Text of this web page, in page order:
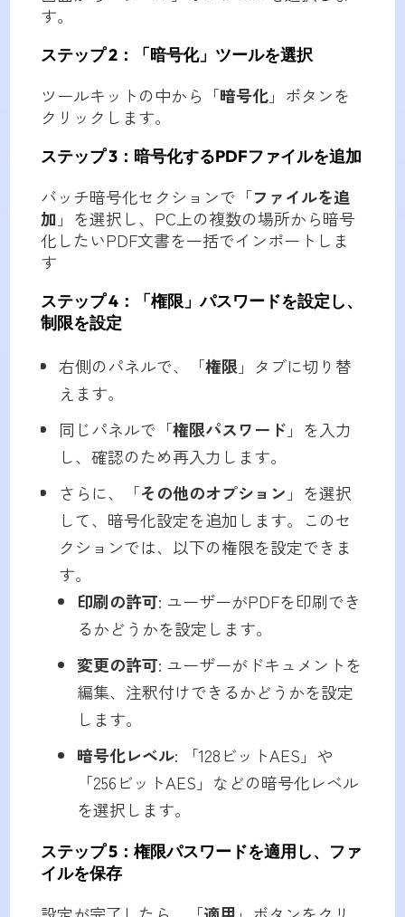
す。
ステップ 2：「暗号化」ツールを選択
ツールキットの中から「暗号化」ボタンを
クリックします。
ステップ 3：暗号化するPDFファイルを追加
バッチ暗号化セクションで「ファイルを追
加 」を選択し、PC上の複数の場所から暗号
化したいPDF文書を一括でインポートしま
す
ステップ 4：「権限」パスワードを設定し、
制限を設定
右側のパネルで、「権限 」タブに切り替
えます。
同じパネルで「権限パスワード 」を入力
し、確認のため再入力します。
さらに、「その他のオプション 」を選択
して、暗号化設定を追加します。このセ
クションでは、以下の権限を設定できま
す。
印刷の許可: ユーザーがPDFを印刷でき
るかどうかを設定します。
変更の許可: ユーザーがドキュメントを
編集、注釈付けできるかどうかを設定
します。
暗号化レベル: 「128ビットAES」や
「256ビットAES」などの暗号化レベル
を選択します。
ステップ 5：権限パスワードを適用し、ファ
イルを保存